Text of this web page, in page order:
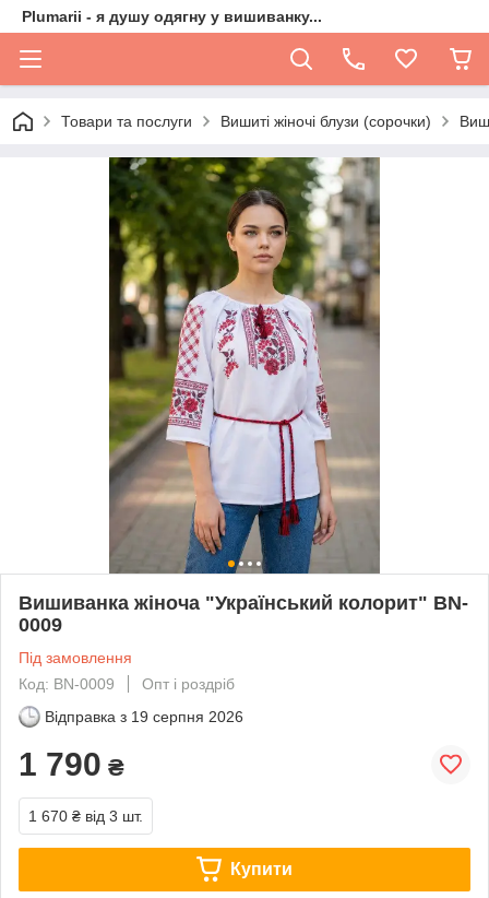
Plumarii - я душу одягну у вишиванку...
Товари та послуги Вишиті жіночі блузи (сорочки)
Вишиванка жіноча "Український колорит" BN-
0009
Під замовлення
Код: BN-0009
Опт і роздріб
Відправка з 19 серпня 2026
1 790 ₴
1 670 ₴ від 3 шт.
Купити